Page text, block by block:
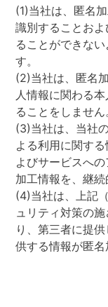
(1)当社は、匿名
識別することお
ることができな
す。
(2)当社は、匿名
人情報に関わる
ることをしません
(3)当社は、当社
よる利用に関す
よびサービスへ
加工情報を、継続
(4)当社は、上記
ュリティ対策の
り、第三者に提
供する情報が匿名